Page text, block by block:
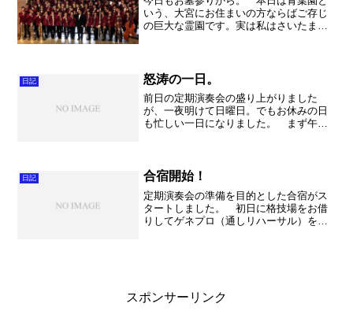
いう、大宮にお住まいの方ならばご存じ
の巨大な霊園です。実は私はさいたま市
が、近年拡大の一途でいっ...
日記 怒涛の一日。
前日の定期演奏会の盛り上がりました
が、一夜明けて日曜日。でもお休みの日
も忙しい一日になりました。 まず午前
しまいました・・・・。いや～...
日記 合宿開始！
定期演奏会の準備を目的とした合宿がス
タートしました。 初日に格技場をお借
りしてゲネプロ（通しリハーサル）を行
スポンサーリンク